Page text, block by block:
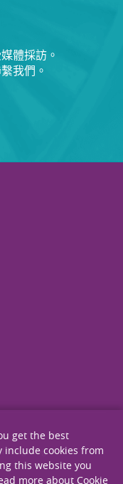
體採訪。
我們。
get the best
include cookies from
this website you
more about Cookie